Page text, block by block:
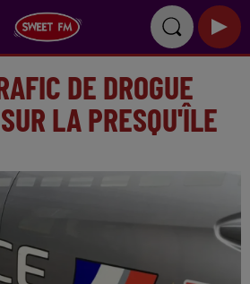
DE DROGUE
LA PRESQU'ÎLE